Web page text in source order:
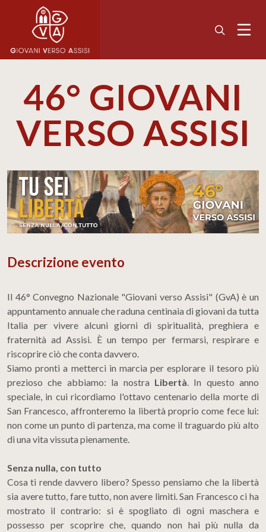
46° GIOVANI
VERSO ASSISI
Descrizione evento
Il 46° Convegno Nazionale "Giovani verso Assisi" (GvA) è un
appuntamento annuale che raduna centinaia di giovani da tutta
Italia per vivere alcuni giorni di spiritualità, preghiera e
fraternità ad Assisi. È un tempo per fermarsi, respirare e
riscoprire ciò che conta davvero.
Siamo pronti a metterci in marcia per esplorare il tesoro più
prezioso che abbiamo: la nostra Libertà . In questo anno
speciale, in cui ricordiamo l'ottavo centenario della morte di
San Francesco, affronteremo la libertà proprio come fece lui:
non come un punto di partenza, ma come il traguardo più alto
di una vita vissuta pienamente.
Senza nulla, con tutto
Cosa ti rende davvero libero? Spesso pensiamo che la libertà
sia avere tutto, fare tutto, non avere limiti. San Francesco ci ha
mostrato il contrario: si è spogliato di ogni maschera e
possesso per scoprire che, quando non hai più nulla da